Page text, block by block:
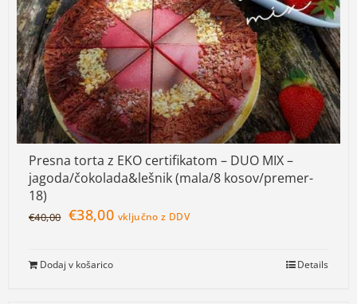
Presna torta z EKO certifikatom – DUO MIX –
jagoda/čokolada&lešnik (mala/8 kosov/premer-
18)
€40,00 €38,00 vključno z DDV
Dodaj v košarico Details